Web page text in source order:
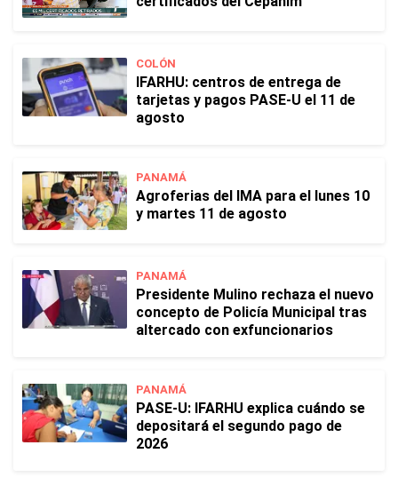
COLÓN
IFARHU: centros de entrega de
tarjetas y pagos PASE-U el 11 de
agosto
PANAMÁ
Agroferias del IMA para el lunes 10
y martes 11 de agosto
PANAMÁ
Presidente Mulino rechaza el nuevo
concepto de Policía Municipal tras
altercado con exfuncionarios
PANAMÁ
PASE-U: IFARHU explica cuándo se
depositará el segundo pago de
2026